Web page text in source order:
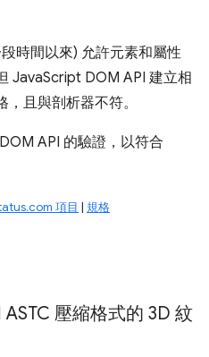
時間以來) 允許元素和屬性
JavaScript DOM API 建立相
且與剖析器不符。
API 的驗證，以符合
項目 | 規格
壓縮格式的 3D 紋